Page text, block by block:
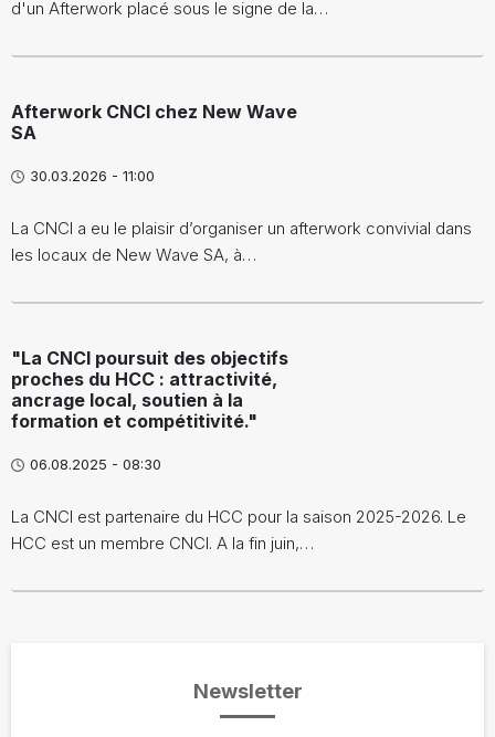
d'un Afterwork placé sous le signe de la…
Afterwork CNCI chez New Wave
SA
30.03.2026 - 11:00
La CNCI a eu le plaisir d’organiser un afterwork convivial dans
les locaux de New Wave SA, à…
"La CNCI poursuit des objectifs
proches du HCC : attractivité,
ancrage local, soutien à la
formation et compétitivité."
06.08.2025 - 08:30
La CNCI est partenaire du HCC pour la saison 2025-2026. Le
HCC est un membre CNCI. A la fin juin,…
Newsletter